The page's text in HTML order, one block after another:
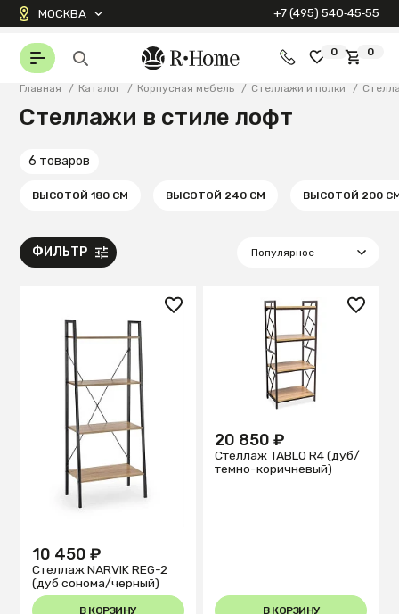
МОСКВА +7 (495) 540‑45‑55
0 0
Главная / Каталог / Корпусная мебель / Стеллажи и полки /
Стеллажи в стиле лофт
6 товаров
ВЫСОТОЙ 180 СМ ВЫСОТОЙ 240 СМ ВЫСОТОЙ 200
ФИЛЬТР
10 450 ₽
Стеллаж NARVIK REG-2
(дуб сонома/черный)
В КОРЗИНУ
20 850 ₽
Стеллаж TABLO R4 (дуб/
темно-коричневый)
В КОРЗИНУ